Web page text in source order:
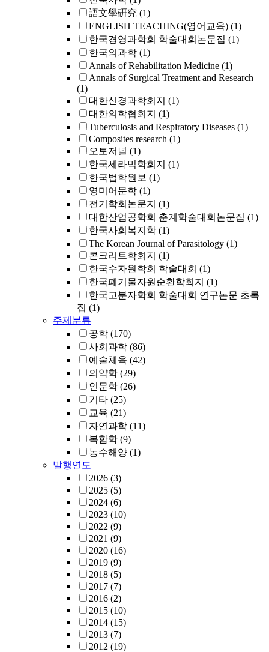
語文學硏究 (1)
ENGLISH TEACHING(영어교육) (1)
한국경영과학회 학술대회논문집 (1)
한국의과학 (1)
Annals of Rehabilitation Medicine (1)
Annals of Surgical Treatment and Research
(1)
대한신경과학회지 (1)
대한의학협회지 (1)
Tuberculosis and Respiratory Diseases (1)
Composites research (1)
오토저널 (1)
한국세라믹학회지 (1)
한국법학원보 (1)
영미어문학 (1)
전기학회논문지 (1)
대한산업공학회 춘계학술대회논문집 (1)
한국사회복지학 (1)
The Korean Journal of Parasitology (1)
콘크리트학회지 (1)
한국수자원학회 학술대회 (1)
한국폐기물자원순환학회지 (1)
한국고분자학회 학술대회 연구논문 초록
집 (1)
주제분류
공학 (170)
사회과학 (86)
예술체육 (42)
의약학 (29)
인문학 (26)
기타 (25)
교육 (21)
자연과학 (11)
복합학 (9)
농수해양 (1)
발행연도
2026 (3)
2025 (5)
2024 (6)
2023 (10)
2022 (9)
2021 (9)
2020 (16)
2019 (9)
2018 (5)
2017 (7)
2016 (2)
2015 (10)
2014 (15)
2013 (7)
2012 (19)